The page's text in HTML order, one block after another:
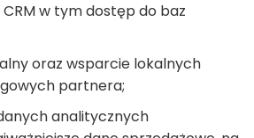
w tym dostęp do baz
oraz wsparcie lokalnych
partnera;
analitycznych